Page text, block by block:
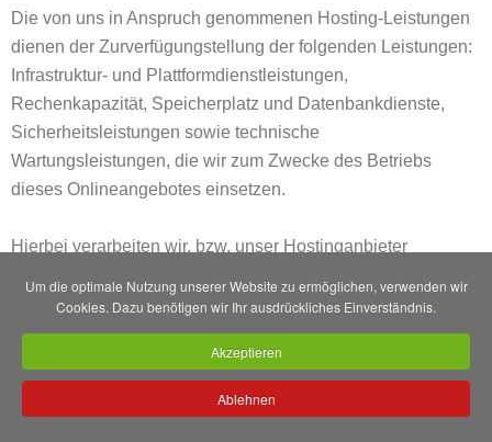
Um die optimale Nutzung unserer Website zu ermöglichen, verwenden wir
Cookies. Dazu benötigen wir Ihr ausdrückliches Einverständnis.
Akzeptieren
Ablehnen
Die von uns in Anspruch genommenen Hosting-Leistungen
dienen der Zurverfügungstellung der folgenden Leistungen:
Infrastruktur- und Plattformdienstleistungen,
Rechenkapazität, Speicherplatz und Datenbankdienste,
Sicherheitsleistungen sowie technische
Wartungsleistungen, die wir zum Zwecke des Betriebs
dieses Onlineangebotes einsetzen.
Hierbei verarbeiten wir, bzw. unser Hostinganbieter
Nutzungsdaten, Meta- und Kommunikationsdaten von
Kunden, Interessenten und Besuchern dieses
Onlineangebotes auf Grundlage unserer berechtigten
Interessen an einer effizienten und sicheren
Zurverfügungstellung dieses Onlineangebotes gem. Art. 6